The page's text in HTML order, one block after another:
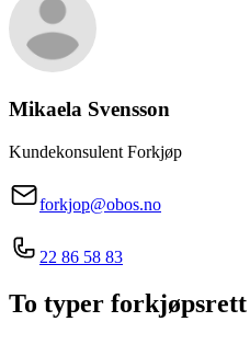
Mikaela Svensson
Kundekonsulent Forkjøp
forkjop@obos.no
22 86 58 83
To typer forkjøpsrett